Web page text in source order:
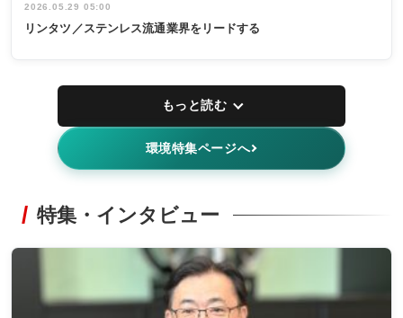
2026.05.29 05:00
リンタツ／ステンレス流通業界をリードする
もっと読む
環境特集ページへ
特集・インタビュー